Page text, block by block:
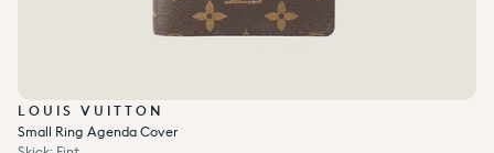
LOUIS VUITTON
Small Ring Agenda Cover